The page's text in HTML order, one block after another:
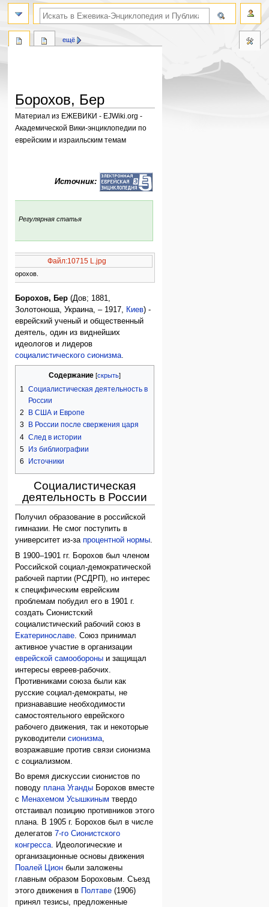
Борохов, Бер
Материал из ЕЖЕВИКИ - EJWiki.org -
Академической Вики-энциклопедии по
еврейским и израильским темам
Источник:
Регулярная статья
Файл:10715 L.jpg
Б. Борохов.
Борохов, Бер (Дов; 1881,
Золотоноша, Украина, – 1917, Киев) -
еврейский ученый и общественный
деятель, один из виднейших
идеологов и лидеров
социалистического сионизма.
Содержание
1 Социалистическая деятельность в
России
2
В США и Европе
3
В России после свержения царя
4 След в истории
5 Из библиографии
6
Источники
Социалистическая
деятельность в России
Получил образование в российской
гимназии. Не смог поступить в
университет из-запроцентной нормы.
В 1900–1901 гг. Борохов был членом
Российской социал-демократической
рабочей партии (РСДРП), но интерес
к специфическим еврейским
проблемам побудил его в 1901 г.
создать Сионистский
социалистический рабочий союз в
Екатеринославе. Союз принимал
активное участие в организации
еврейской самообороны и защищал
интересы евреев-рабочих.
Противниками союза были как
русские социал-демократы, не
признававшие необходимости
самостоятельного еврейского
рабочего движения, так и некоторые
руководителисионизма,
возражавшие против связи сионизма
с социализмом.
Во время дискуссии сионистов по
поводуплана Уганды Борохов вместе
с Менахемом Усышкиным твердо
отстаивал позицию противников этого
плана. В 1905 г. Борохов был в числе
делегатов 7-го Сионистского
конгресса. Идеологические и
организационные основы движения
Поалей Цион были заложены
главным образом Бороховым. Съезд
этого движения в
Полтаве (1906)
принял тезисы, предложенные
ещё
поиск по словам